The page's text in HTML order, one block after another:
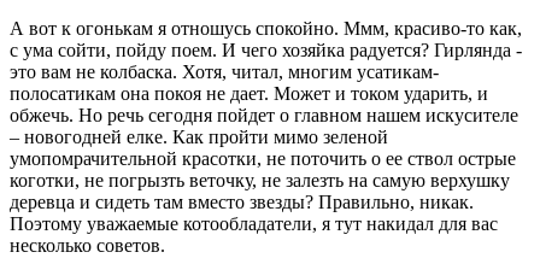
А вот к огонькам я отношусь спокойно. Ммм, красиво-то как,
с ума сойти, пойду поем. И чего хозяйка радуется? Гирлянда -
это вам не колбаска. Хотя, читал, многим усатикам-
полосатикам она покоя не дает. Может и током ударить, и
обжечь. Но речь сегодня пойдет о главном нашем искусителе
– новогодней елке. Как пройти мимо зеленой
умопомрачительной красотки, не поточить о ее ствол острые
коготки, не погрызть веточку, не залезть на самую верхушку
деревца и сидеть там вместо звезды? Правильно, никак.
Поэтому уважаемые котообладатели, я тут накидал для вас
несколько советов.